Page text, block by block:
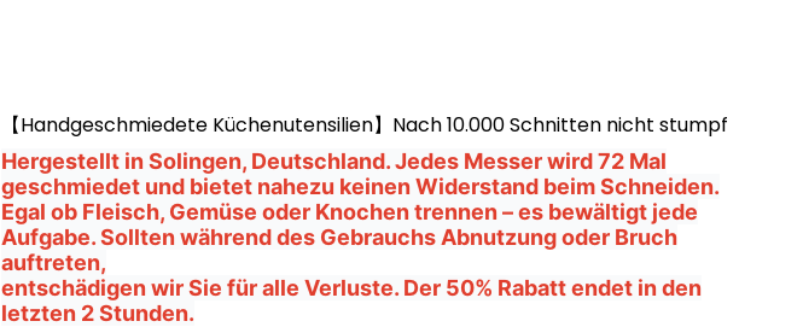
【Handgeschmiedete Küchenutensilien】Nach 10.000 Schnitten nicht stumpf
Hergestellt in Solingen, Deutschland. Jedes Messer wird 72 Mal
geschmiedet und bietet nahezu keinen Widerstand beim Schneiden.
Egal ob Fleisch, Gemüse oder Knochen trennen – es bewältigt jede
Aufgabe. Sollten während des Gebrauchs Abnutzung oder Bruch
auftreten,
entschädigen wir Sie für alle Verluste. Der 50% Rabatt endet in den
letzten 2 Stunden.